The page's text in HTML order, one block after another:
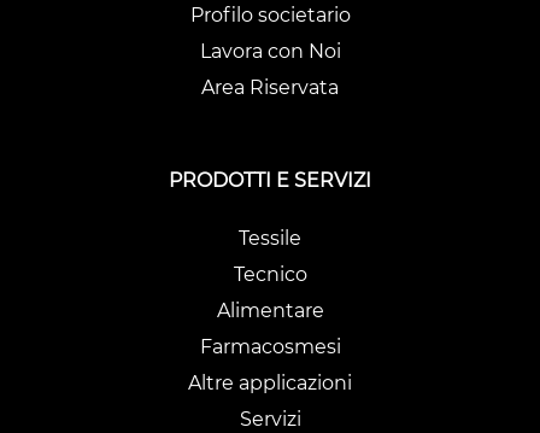
Profilo societario
Lavora con Noi
Area Riservata
PRODOTTI E SERVIZI
Tessile
Tecnico
Alimentare
Farmacosmesi
Altre applicazioni
Servizi